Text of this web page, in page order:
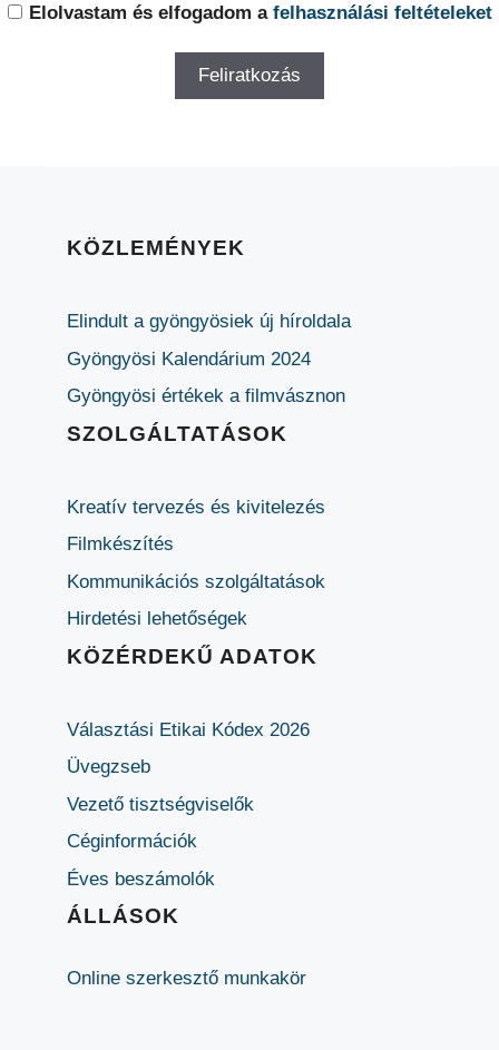
Elolvastam és elfogadom a felhasználási feltételeket
KÖZLEMÉNYEK
Elindult a gyöngyösiek új híroldala
Gyöngyösi Kalendárium 2024
Gyöngyösi értékek a filmvásznon
SZOLGÁLTATÁSOK
Kreatív tervezés és kivitelezés
Filmkészítés
Kommunikációs szolgáltatások
Hirdetési lehetőségek
KÖZÉRDEKŰ ADATOK
Választási Etikai Kódex 2026
Üvegzseb
Vezető tisztségviselők
Céginformációk
Éves beszámolók
ÁLLÁSOK
Online szerkesztő munkakör